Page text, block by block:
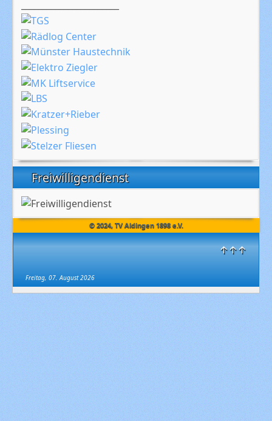
© 2024, TV Aldingen 1898 e.V.
↑↑↑
Freitag, 07. August 2026
Freiwilligendienst